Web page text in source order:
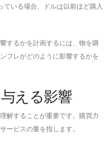
ている場合、ドルは以前ほど購入
するかを計画するには、物を購
フレがどのように影響するかを
える影響
解することが重要です。購買力
ービスの量を指します。